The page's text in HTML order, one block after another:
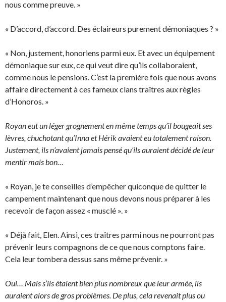
nous comme preuve. »
« D’accord, d’accord. Des éclaireurs purement démoniaques ? »
« Non, justement, honoriens parmi eux. Et avec un équipement
démoniaque sur eux, ce qui veut dire qu’ils collaboraient,
comme nous le pensions. C’est la première fois que nous avons
affaire directement à ces fameux clans traîtres aux règles
d’Honoros. »
Royan eut un léger grognement en même temps qu’il bougeait ses
lèvres, chuchotant qu’Inna et Hérik avaient eu totalement raison.
Justement, ils n’avaient jamais pensé qu’ils auraient décidé de leur
mentir mais bon…
« Royan, je te conseilles d’empêcher quiconque de quitter le
campement maintenant que nous devons nous préparer à les
recevoir de façon assez « musclé ». »
« Déjà fait, Elen. Ainsi, ces traîtres parmi nous ne pourront pas
prévenir leurs compagnons de ce que nous comptons faire.
Cela leur tombera dessus sans même prévenir. »
Oui… Mais s’ils étaient bien plus nombreux que leur armée, ils
auraient alors de gros problèmes. De plus, cela revenait plus ou